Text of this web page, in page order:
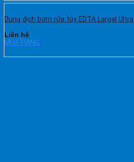
Dung dịch bơm rửa tủy EDTA Largal Ultra
Liên hệ
MUA HÀNG